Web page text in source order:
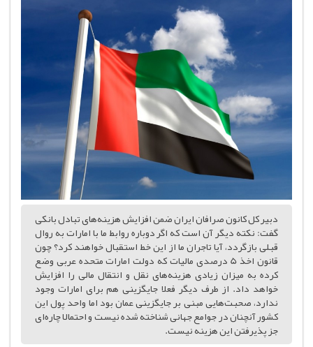
دبیر کل کانون صرافان ایران ضمن افزایش هزینه‌های تبادل بانکی
گفت: نکته دیگر آن است که اگر دوباره روابط ما با امارات به روال
قبلی بازگردد، آیا تاجران ما از این خط استقبال خواهند کرد؟ چون
قانون اخذ 5 درصدی مالیات که دولت امارات متحده عربی وضع
کرده به میزان زیادی هزینه‌های نقل و انتقال مالی را افزایش
خواهد داد. از طرف دیگر فعلا جایگزینی هم برای امارات وجود
ندارد، صحبت‌هایی مبنی بر جایگزینی عمان بود اما واحد پول این
کشور آنچنان در جوامع جهانی شناخته شده نیست و احتمالا چاره‌ای
جز پذیرفتن این هزینه نیست.